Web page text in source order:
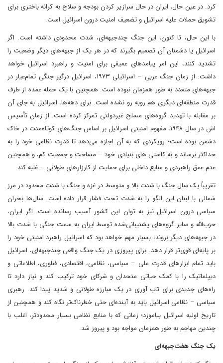
کرد. در عین حال، ایران در حال سرازیر کردن بودجه و سلاح به کرانه باختری برای
تشویق حملات علیه اسرائیل و تضعیف امنیت درون اسرائیل است.
با این حال، تا کنون، این جنگ چندجبهه‌ای، شدت محدودی داشته است. اگر
اسرائیل یا دشمنان آن تصمیم بگیرند که در هر یک از جبهه‌های دیگر وضعیت را
تشدید کنند، این امر پیامدهای عمیقی برای امنیت و راهبرد اسرائیل خواهد
داشت. از زمان جنگ عربی – اسرائیلی ۱۹۷۳، اسرائیل درگیر جنگی تمام‌عیار در
جبهه‌های متعدد به طور همزمان نبوده است. همچنین با یک حمله عمده از طرف
قدرت منطقه‌ای دیگری هم روبه رو نشده است. برای دهه‌ها، اسرائیل به جای آن
بر مقابله با تهدید گروه‌های مسلح غیردولتی تمرکز کرده است. از زمان تأسیس
اش در سال ۱۹۴۸، مفهوم امنیتی اسرائیل بر اساس جنگ‌های کوتاه‌مدت در خاک
دشمن بوده است؛ رویکردی که به آن اجازه می‌دهد تا قدرت نظامی خود را به
حداکثر برساند و به کاستی های بنیادی خود – مساحت و جمعیت کم، و همچنین
عدم عمق راهبردی و منابع داخلی برای حمایت از کارزارهای طولانی – غلبه کند.
تقریباً یک سال جنگ با شدت بالا و متوسط در غزه و جنگ با شدت محدود در مرز
شمالی با لبنان این الگو را به شدت تحت فشار قرار داده است. سال‌ها بحران
سیاسی درون اسرائیل نیز به توان این کشور آسیب رسانده است. اگر ایران،
حزب‌الله و سایر گروه‌های پشتیبانی‌شده توسط ایران به سمت جنگی با شدت بالا
در جبهه‌های دیگر بروند، بسیار مهم خواهد بود که اسرائیل راهبرد امنیتی خود را
بر پایه‌ای قوی‌تر قرار دهد. برای پیروزی در یک جنگ واقعی چندجبهه‌ای، اسرائیل
باید تمام ابزارهای قدرت ملی – سیاسی، نظامی، اقتصادی، فناوری، اطلاعاتی و
دیپلماتیک را با کمک حیاتی متحدان و شرکای خود ترکیب کند و نیاز دارد تا
راه‌های جدیدی برای تاب آوری در یک مبارزه طولانی و شدید پیدا کند. رهبری
سیاسی – نظامی اسرائیل باید به آینده‌ای حتی خطرناک‌تر نگاه کند و همچنین از
تاریخ اولیه اسرائیل بیاموزد؛ زمانی که با منابع نظامی بسیار محدودتر، اغلب با
چندین مهاجم به طور همزمان مواجه بود و پیروز شد.
یک جنگ هفت‌جبهه‌ای